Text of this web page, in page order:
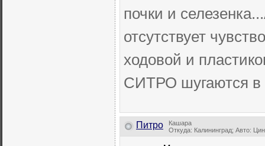
почки и
отсутствует
ходовой и
СИТРО шугаются в
Питро
Кашара
Откуда: Калининград; Авто: